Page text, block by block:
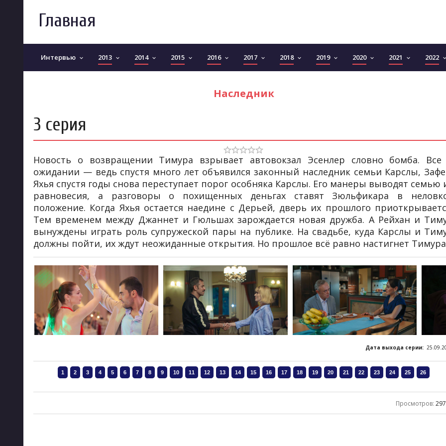
Главная
Интервью keyboard_arrow_down 2013 keyboard_arrow_down 2014 keyboard_arrow_down 2015 keyboard_arrow_down 2016 keyboard_arrow_down 2017 keyboard_arrow_down 2018 keyboard_arrow_down 2019 keyboard_arrow_down 2020 keyboard_arrow_down 2021 keyboard_arrow_down 2022 keyboard_arrow_down
Наследник
3 серия
Новость о возвращении Тимура взрывает автовокзал Эсенлер словно бомба.
ожидании — ведь спустя много лет объявился законный наследник семьи Карслы,
Яхья спустя годы снова переступает порог особняка Карслы. Его манеры выводят семью
равновесия, а разговоры о похищенных деньгах ставят Зюльфикара в
положение. Когда Яхья остается наедине с Дерьей, дверь их прошлого
Тем временем между Джаннет и Гюльшах зарождается новая дружба. А Рейхан и
вынуждены играть роль супружеской пары на публике. На свадьбе, куда Карслы и
должны пойти, их ждут неожиданные открытия. Но прошлое всё равно настигнет
Дата выхода серии:
Просмотров: 297